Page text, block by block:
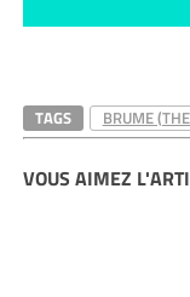
TAGS BRUME
VOUS AIMEZ